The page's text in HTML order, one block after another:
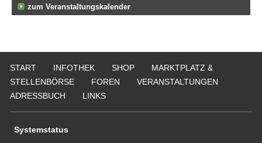
zum Veranstaltungskalender
START INFOTHEK SHOP
MARKTPLATZ &
STELLENBÖRSE
FOREN
VERANSTALTUNGEN
ADRESSBUCH
LINKS
Systemstatus